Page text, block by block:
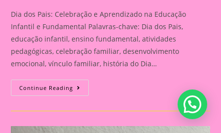
Dia dos Pais: Celebração e Aprendizado na Educação
Infantil e Fundamental Palavras-chave: Dia dos Pais,
educação infantil, ensino fundamental, atividades
pedagógicas, celebração familiar, desenvolvimento
emocional, vínculo familiar, história do Dia…
Continue Reading Atividade
Para
Dia